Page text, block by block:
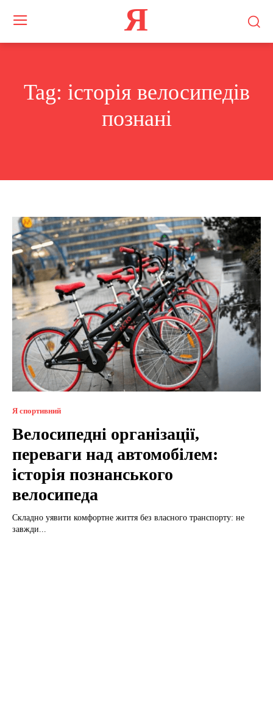
Я
Tag: історія велосипедів
познані
Я спортивний
Велосипедні організації,
переваги над автомобілем:
історія познанського
велосипеда
Складно уявити комфортне життя без власного транспорту: не
завжди...